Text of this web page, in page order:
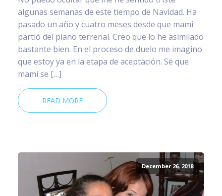
algunas semanas de este tiempo de Navidad. Ha
pasado un año y cuatro meses desde que mami
partió del plano terrenal. Creo que lo he asimilado
bastante bien. En el proceso de duelo me imagino
que estoy ya en la etapa de aceptación. Sé que
mami se […]
READ MORE
December 26, 2018